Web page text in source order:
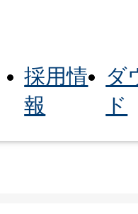
採用情
報
ダ
ド